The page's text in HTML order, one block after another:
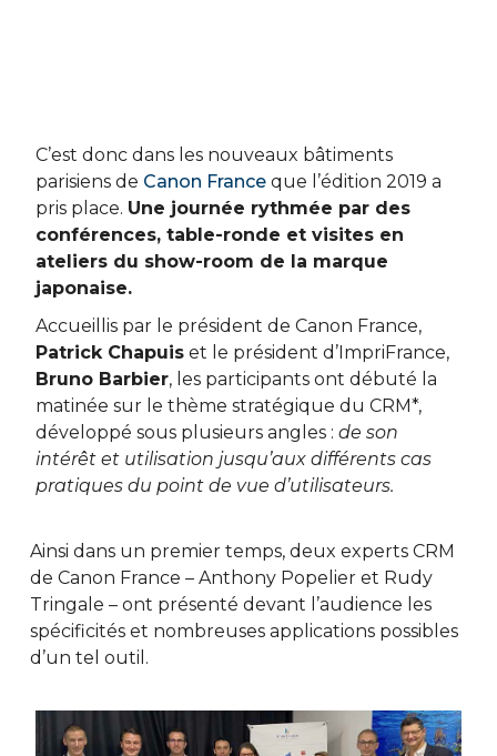
C’est donc dans les nouveaux bâtiments
parisiens de Canon France que l’édition 2019 a
pris place. Une journée rythmée par des
conférences, table-ronde et visites en
ateliers du show-room de la marque
japonaise.
Accueillis par le président de Canon France,
Patrick Chapuis et le président d’ImpriFrance,
Bruno Barbier, les participants ont débuté la
matinée sur le thème stratégique du CRM*,
développé sous plusieurs angles : de son
intérêt et utilisation jusqu’aux différents cas
pratiques du point de vue d’utilisateurs.
Ainsi dans un premier temps, deux experts CRM
de Canon France – Anthony Popelier et Rudy
Tringale – ont présenté devant l’audience les
spécificités et nombreuses applications possibles
d’un tel outil.